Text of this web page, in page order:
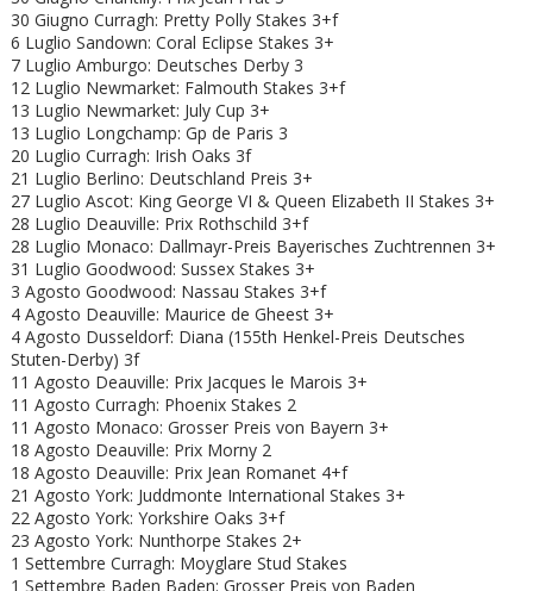
30 Giugno Curragh: Pretty Polly Stakes 3+f
6 Luglio Sandown: Coral Eclipse Stakes 3+
7 Luglio Amburgo: Deutsches Derby 3
12 Luglio Newmarket: Falmouth Stakes 3+f
13 Luglio Newmarket: July Cup 3+
13 Luglio Longchamp: Gp de Paris 3
20 Luglio Curragh: Irish Oaks 3f
21 Luglio Berlino: Deutschland Preis 3+
27 Luglio Ascot: King George VI & Queen Elizabeth II Stakes 3+
28 Luglio Deauville: Prix Rothschild 3+f
28 Luglio Monaco: Dallmayr-Preis Bayerisches Zuchtrennen 3+
31 Luglio Goodwood: Sussex Stakes 3+
3 Agosto Goodwood: Nassau Stakes 3+f
4 Agosto Deauville: Maurice de Gheest 3+
4 Agosto Dusseldorf: Diana (155th Henkel-Preis Deutsches
Stuten-Derby) 3f
11 Agosto Deauville: Prix Jacques le Marois 3+
11 Agosto Curragh: Phoenix Stakes 2
11 Agosto Monaco: Grosser Preis von Bayern 3+
18 Agosto Deauville: Prix Morny 2
18 Agosto Deauville: Prix Jean Romanet 4+f
21 Agosto York: Juddmonte International Stakes 3+
22 Agosto York: Yorkshire Oaks 3+f
23 Agosto York: Nunthorpe Stakes 2+
1 Settembre Curragh: Moyglare Stud Stakes
1 Settembre Baden Baden: Grosser Preis von Baden